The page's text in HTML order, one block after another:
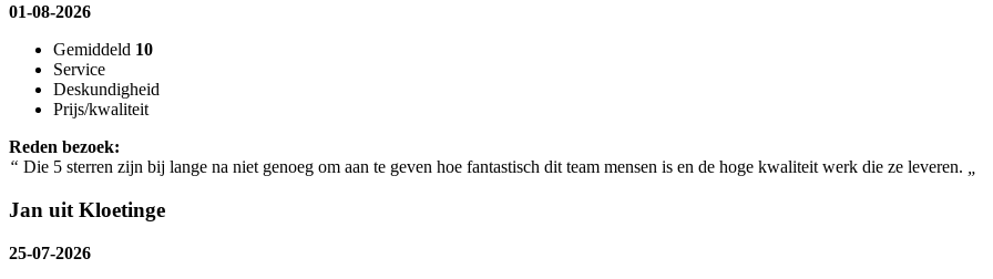
01-08-2026
Gemiddeld 10
Service
Deskundigheid
Prijs/kwaliteit
Reden bezoek:
“ Die 5 sterren zijn bij lange na niet genoeg om aan te geven hoe fantastisch dit team mensen is en de hoge kwaliteit werk die ze leveren. „
Jan uit Kloetinge
25-07-2026